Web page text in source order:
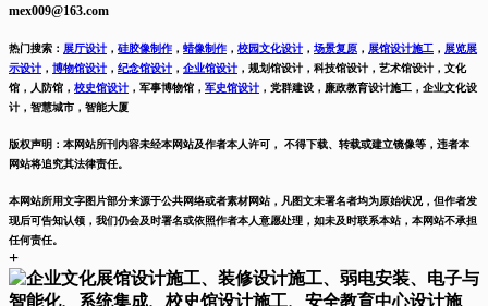
mex009@163.com
热门搜索： 展厅设计 ， 硅胶像制作 ， 蜡像制作 ， 校园文化设计 ， 场景复原 ， 展馆设计施工 ， 展览展
示设计 ， 博物馆设计 ， 纪念馆设计 ， 企业馆设计 ， 规划馆设计，科技馆设计，艺术馆设计，文化
馆，人防馆， 校史馆设计 ， 军事博物馆， 军史馆设计 ， 党群建设，廉政教育设计施工， 企业文化设
计，智慧城市，智能大厦
版权声明：本网站所刊内容未经本网站及作者本人许可， 不得下载、转载或建立镜像等，违者本
网站将追究其法律责任。
本网站所用文字图片部分来源于公共网络或者素材网站，凡图文未署名者均为原始状况，但作者发
现后可告知认领，我们仍会及时署名或依照作者本人意愿处理，如未及时联系本站，本网站不承担
任何责任。
+